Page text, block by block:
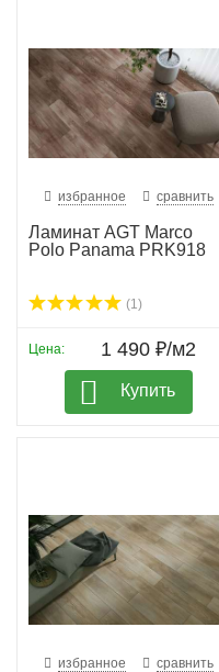
избранное сравнить
Ламинат AGT Marco
Polo Panama PRK918
(1)
Цена: 1 490 ₽/м2
Купить
избранное сравнить